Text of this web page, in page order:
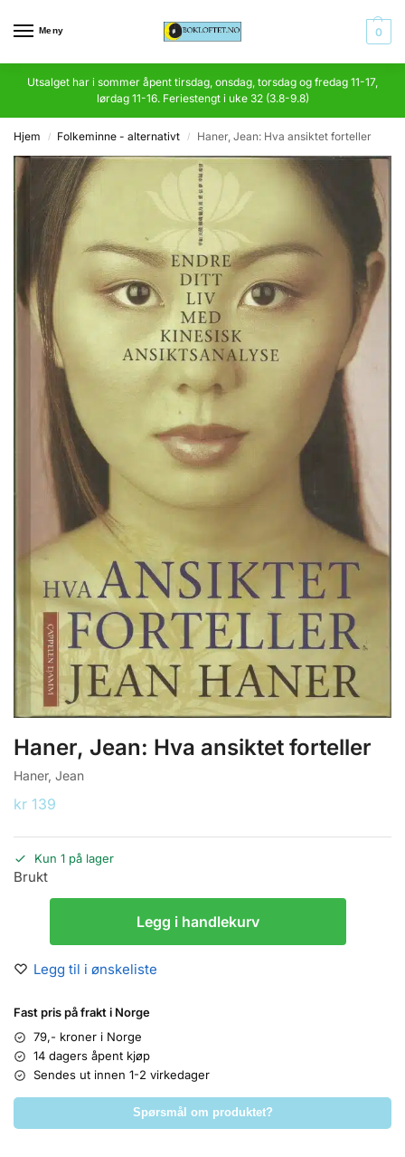
Meny 0
Utsalget har i sommer åpent tirsdag, onsdag, torsdag og fredag 11-17,
lørdag 11-16. Feriestengt i uke 32 (3.8-9.8)
Hjem / Folkeminne - alternativt / Haner, Jean: Hva ansiktet forteller
Haner, Jean: Hva ansiktet forteller
Haner, Jean
kr 139
Kun 1 på lager
Brukt
Legg i handlekurv
Legg til i ønskeliste
Fast pris på frakt i Norge
79,- kroner i Norge
14 dagers åpent kjøp
Sendes ut innen 1-2 virkedager
Spørsmål om produktet?